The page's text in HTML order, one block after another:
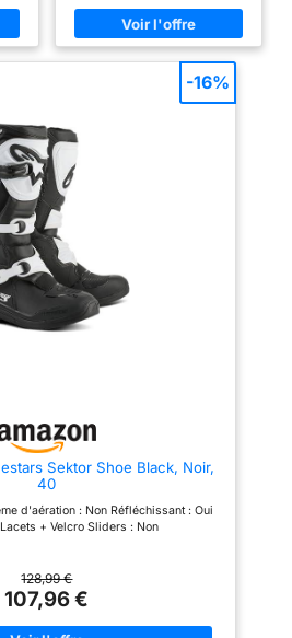
meilleure durabilité et une
adhérence sans
précédent sur la semelle
caoutchouc refermable.
casques de vélo, des
protections - tout pour votre
sécurité 0 0 0 0
Sektor Shoe Black, Noir,
40
d'aération : Non Réfléchissant : Oui
+ Velcro Sliders : Non
128,99 €
107,96 €
-16%